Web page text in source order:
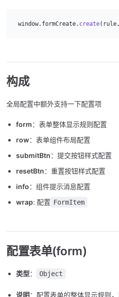
window.formCreate. create
构成
全局配置中额外支持一下配置项
form：表单整体显示规则配置
row：表单组件布局配置
submitBtn：提交按钮样式配置
resetBtn：重置按钮样式配置
info：组件提示消息配置
wrap: 配置 FormItem
配置表单(form)
类型： Object
说明：配置表单的整体显示规则